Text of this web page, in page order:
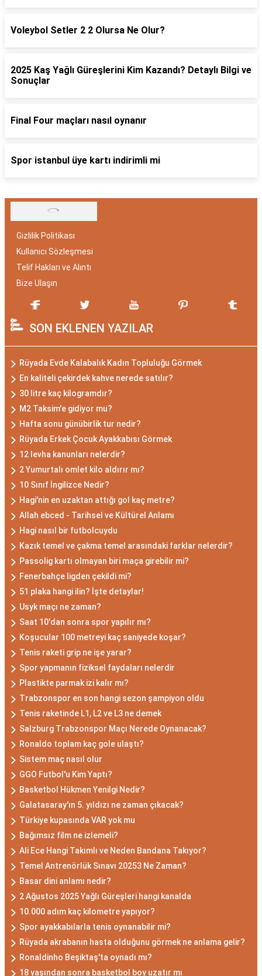
Voleybol Setler 2 2 Olursa Ne Olur?
2025 Kaş Yağlı Güreşlerini Kim Kazandı? Detaylı Bilgi ve
Sonuçlar
Final Four maçları nasıl oynanır
Spor istanbul üye kartı indirimli mi
Gizlilik Politikası
Kullanıcı Sözleşmesi
Telif Hakları ve Alıntı
Bize Ulaşın
SON EKLENEN YAZILAR
Rüyada Evde Kalabalık Kadın Topluluğu Görmek
En kaliteli çekirdek kahve nerede satılır?
30 litre kaç kilogramdır?
M2 Taksim'e gidiyor mu?
Hafta sonu günübirlik tur nedir?
Rüyada Erkek Çocuk Ayakkabısı Görmek
12 levha kanunları nelerdir?
2 Yumurtalı omlet kilo aldırır mı?
10 Sınıf İngilizce Nedir?
Hagi'nin en uzaktan attığı gol kaç metre?
Allah ebced - Tarihsel ve Kültürel Anlamı
Hagi nasıl bir futbolcuydu
Kazık temel ve çakma temel arasındaki farklar nelerdir?
Passolig kartı olmayan biri maça girebilir mi?
Fenerbahçe ligden çekildi mi?
51 plaka hangi ilin? İşte detaylar!
Usyk maçı ne zaman?
Saat 10'dan sonra spor yapılır mı?
Koşucular 100 metreyi kaç saniyede koşar?
Tenis raketi grip ne işe yarar?
Spor yapmanın fiziksel faydaları nelerdir
Plastikte parmak izi kalır mı?
Trabzonspor en son hangi sezon şampiyon oldu
Tenis raketinde L1, L2 ve L3 ne demek
Salzburg Trabzonspor Maçı Nerede Oynanacak?
Ronaldo toplam kaç gole ulaştı?
Sistem maç nasıl olur
GGO Futbol'u Kim Yaptı?
Basketbol Hükmen Yenilgi Nedir?
Galatasaray'ın 5. yıldızı ne zaman çıkacak?
Türkiye kupasında VAR yok mu
Bağımsız film ne izlemeli?
Ali Ece Hangi Takımlı ve Neden Bandana Takıyor?
Temel Antrenörlük Sınavı 20253 Ne Zaman?
Basar dini anlamı nedir?
2 Ağustos 2025 Yağlı Güreşleri hangi kanalda
10.000 adım kaç kilometre yapıyor?
Spor ayakkabılarla tenis oynanabilir mi?
Rüyada akrabanın hasta olduğunu görmek ne anlama gelir?
Ronaldinho Beşiktaş'ta oynadı mı?
18 yaşından sonra basketbol boy uzatır mı